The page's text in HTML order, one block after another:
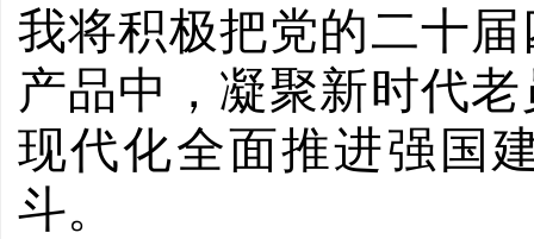
我将积极把党的二十
产品中，凝聚新时代
现代化全面推进强国
斗。